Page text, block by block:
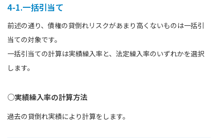
4-1.一括引当て
前述の通り、債権の貸倒れリスクがあまり高くないものは一括引
当ての対象です。
一括引当ての計算は実績繰入率と、法定繰入率のいずれかを選択
します。
○実績繰入率の計算方法
過去の貸倒れ実績により計算をします。